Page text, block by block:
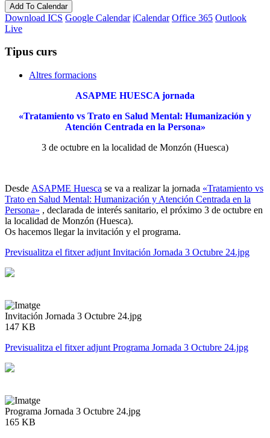
Add To Calendar
Download ICS Google Calendar iCalendar Office 365 Outlook
Live
Tipus curs
Altres formacions
ASAPME HUESCA jornada
«Tratamiento vs Trato en Salud Mental: Humanización y
Atención Centrada en la Persona»
3 de octubre en la localidad de Monzón (Huesca)
Desde ASAPME Huesca se va a realizar la jornada «Tratamiento vs
Trato en Salud Mental: Humanización y Atención Centrada en la
Persona» , declarada de interés sanitario, el próximo 3 de octubre en
la localidad de Monzón (Huesca).
Os hacemos llegar la invitación y el programa.
Previsualitza el fitxer adjunt Invitación Jornada 3 Octubre 24.jpg
Invitación Jornada 3 Octubre 24.jpg
147 KB
Previsualitza el fitxer adjunt Programa Jornada 3 Octubre 24.jpg
Programa Jornada 3 Octubre 24.jpg
165 KB